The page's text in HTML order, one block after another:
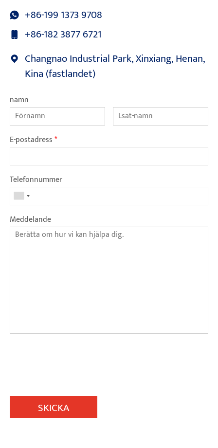
+86-199 1373 9708
+86-182 3877 6721
Changnao Industrial Park, Xinxiang, Henan,
Kina (fastlandet)
namn
E-postadress*
Telefonnummer
Meddelande
SKICKA